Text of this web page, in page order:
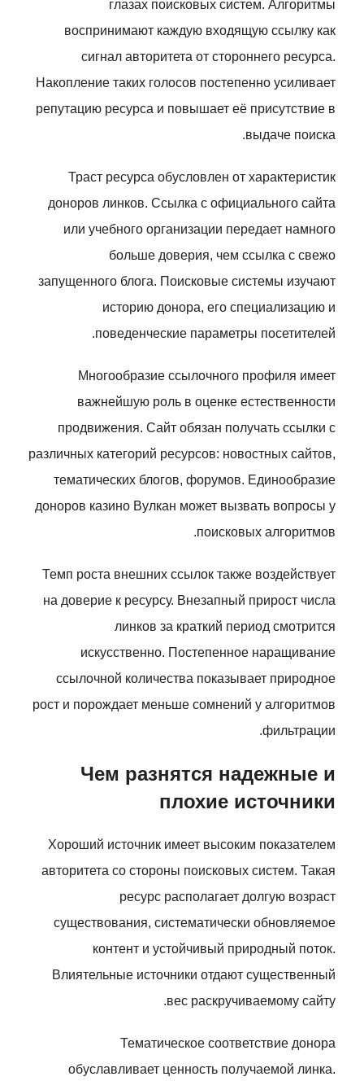
глазах поисковых систем. Алгоритмы
воспринимают каждую входящую ссылку как
сигнал авторитета от стороннего ресурса.
Накопление таких голосов постепенно усиливает
репутацию ресурса и повышает её присутствие в
выдаче поиска.
Траст ресурса обусловлен от характеристик
доноров линков. Ссылка с официального сайта
или учебного организации передает намного
больше доверия, чем ссылка с свежо
запущенного блога. Поисковые системы изучают
историю донора, его специализацию и
поведенческие параметры посетителей.
Многообразие ссылочного профиля имеет
важнейшую роль в оценке естественности
продвижения. Сайт обязан получать ссылки с
различных категорий ресурсов: новостных сайтов,
тематических блогов, форумов. Единообразие
доноров казино Вулкан может вызвать вопросы у
поисковых алгоритмов.
Темп роста внешних ссылок также воздействует
на доверие к ресурсу. Внезапный прирост числа
линков за краткий период смотрится
искусственно. Постепенное наращивание
ссылочной количества показывает природное
рост и порождает меньше сомнений у алгоритмов
фильтрации.
Чем разнятся надежные и
плохие источники
Хороший источник имеет высоким показателем
авторитета со стороны поисковых систем. Такая
ресурс располагает долгую возраст
существования, систематически обновляемое
контент и устойчивый природный поток.
Влиятельные источники отдают существенный
вес раскручиваемому сайту.
Тематическое соответствие донора
обуславливает ценность получаемой линка.